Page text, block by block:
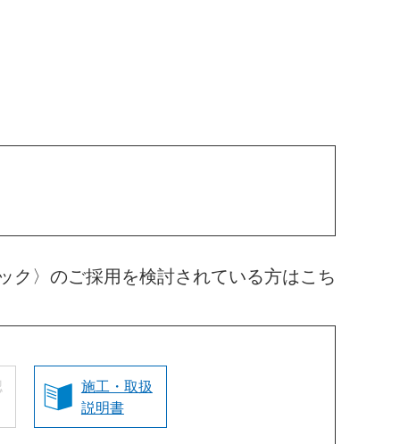
〉のご採用を検討されている方はこち
施工・取扱
説明書